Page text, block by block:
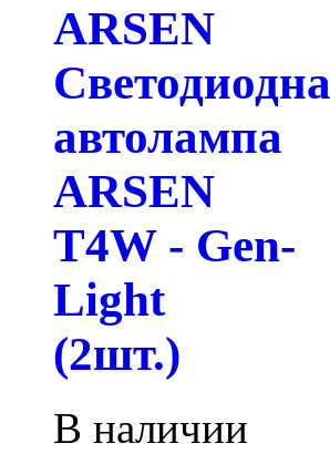
ARSEN
автолампа
ARSEN
T4W - Gen-
Light
(2шт.)
В наличии